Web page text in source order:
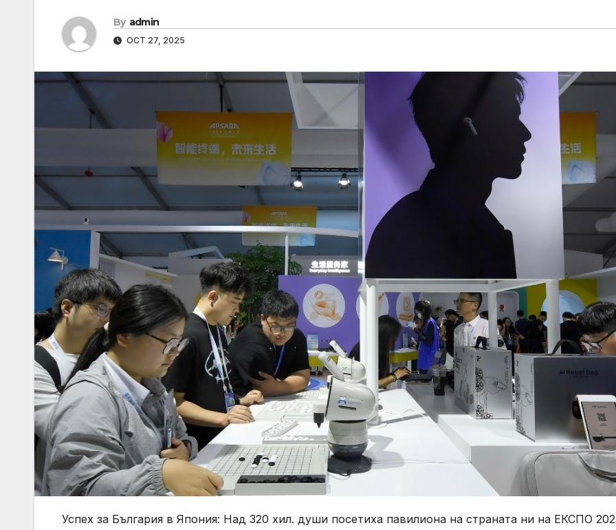
By admin
OCT 27, 2025
Успех за България в Япония: Над 320 хил. души посетиха павилиона на страната ни на ЕКСПО